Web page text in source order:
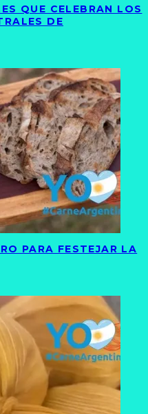
QUE CELEBRAN LOS
DE
PARA FESTEJAR LA